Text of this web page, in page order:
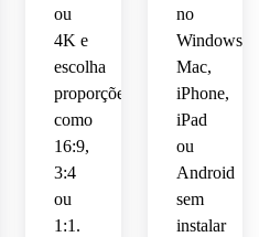
automotiva
painéis
alinhados,
luz
sombras
suaves,
mockup
ou
4K e
escolha
proporções
como
16:9,
3:4
ou
1:1.
no
Windows,
Mac,
iPhone,
iPad
ou
Android
sem
instalar